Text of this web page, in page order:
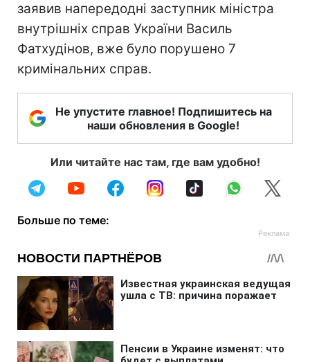
заявив напередодні заступник міністра
внутрішніх справ України Василь
Фатхудінов, вже було порушено 7
кримінальних справ.
Не упустите главное! Подпишитесь на
наши обновления в Google!
Или читайте нас там, где вам удобно!
Больше по теме: